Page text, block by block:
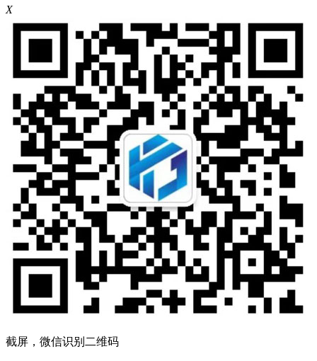
X
截屏，微信识别二维码